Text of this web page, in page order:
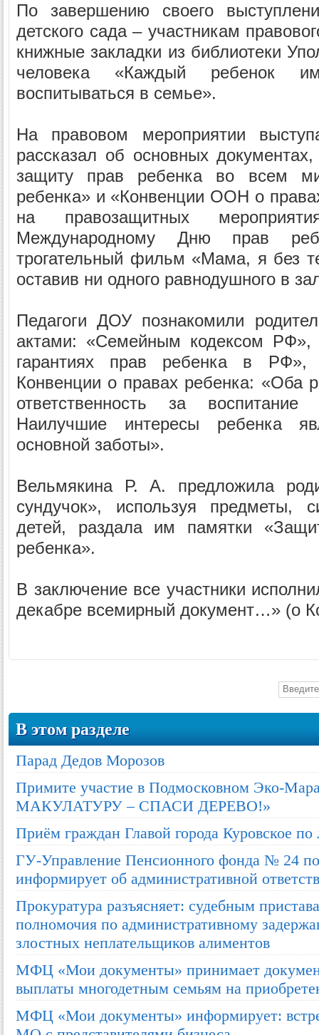
По завершению своего
детского сада – участникам
книжные закладки из библиотеки
человека «Каждый ребенок
воспитываться в семье».
На правовом мероприятии
рассказал об основных
защиту прав ребенка во всем
ребенка» и «Конвенции ООН о
на правозащитных
Международному Дню прав
трогательный фильм «Мама, я без
оставив ни одного равнодушного в
Педагоги ДОУ познакомили
актами: «Семейным кодексом
гарантиях прав ребенка в РФ»,
Конвенции о правах ребенка: «Оба
ответственность за
Наилучшие интересы ребенка
основной заботы».
Вельмякина Р. А. предложила
сундучок», используя предметы,
детей, раздала им памятки
ребенка».
В заключение все участники
декабре всемирный документ…» (о
В этом разделе
Парад Дедов Морозов
Примите участие в Подмосковном Эко-
МАКУЛАТУРУ – СПАСИ ДЕРЕВО!»
Приём граждан Главой города Куровское
ГУ-Управление Пенсионного фонда № 24
информирует об административной
Прокуратура разъясняет: судебным
полномочия по административному
злостных неплательщиков алиментов
МФЦ «Мои документы» принимает
выплаты многодетным семьям на
МФЦ «Мои документы» информирует: